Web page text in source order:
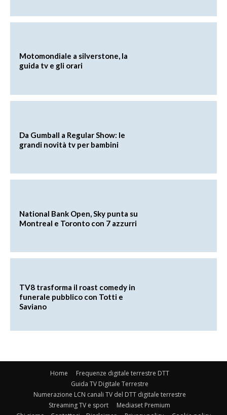
Motomondiale a silverstone, la
guida tv e gli orari
Da Gumball a Regular Show: le
grandi novità tv per bambini
National Bank Open, Sky punta su
Montreal e Toronto con 7 azzurri
TV8 trasforma il roast comedy in
funerale pubblico con Totti e
Saviano
Home
Frequenze digitale terrestre DTT
Guida TV Digitale Terrestre
Numerazione LCN canali TV del DTT digitale terrestre
Streaming TV e sport
Mediaset Premium